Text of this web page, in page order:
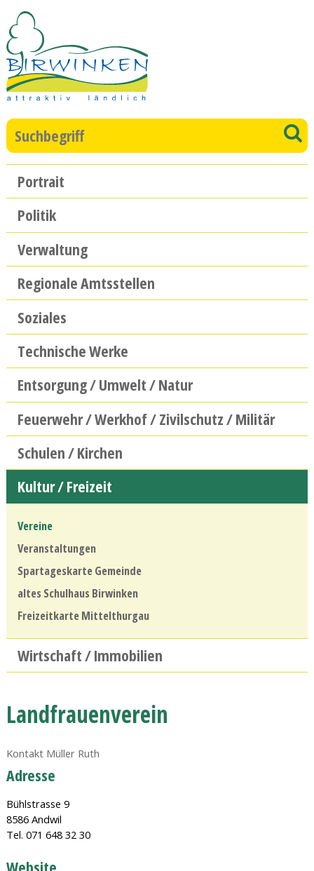
Suchbegriff
Hauptnavigation
Portrait
Politik
Verwaltung
Regionale Amtsstellen
Soziales
Technische Werke
Entsorgung / Umwelt / Natur
Feuerwehr / Werkhof / Zivilschutz / Militär
Schulen / Kirchen
Kultur / Freizeit
Vereine
Veranstaltungen
Spartageskarte Gemeinde
altes Schulhaus Birwinken
Freizeitkarte Mittelthurgau
Wirtschaft / Immobilien
Landfrauenverein
Kontakt Müller Ruth
Adresse
Bühlstrasse 9
8586 Andwil
Tel. 071 648 32 30
Website